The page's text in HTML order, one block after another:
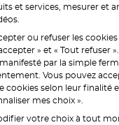
est dangereux pour la
avec modération.
et services, mesurer et
ou refuser les
» et « Tout refuser
par la simple
Vous pouvez
cookies selon leur finalité
mes choix ».
votre choix à tout